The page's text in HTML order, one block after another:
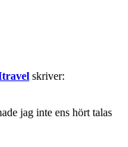
skriver:
jag inte ens hört talas